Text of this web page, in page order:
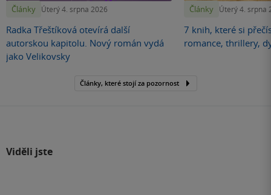
Články Úterý 4. srpna 2026
Radka Třeštíková otevírá další
autorskou kapitolu. Nový román vydá
jako Velikovsky
Články Úterý 4. srpna
7 knih, které si
romance, thrillery,
Články, které stojí za pozornost
Viděli jste